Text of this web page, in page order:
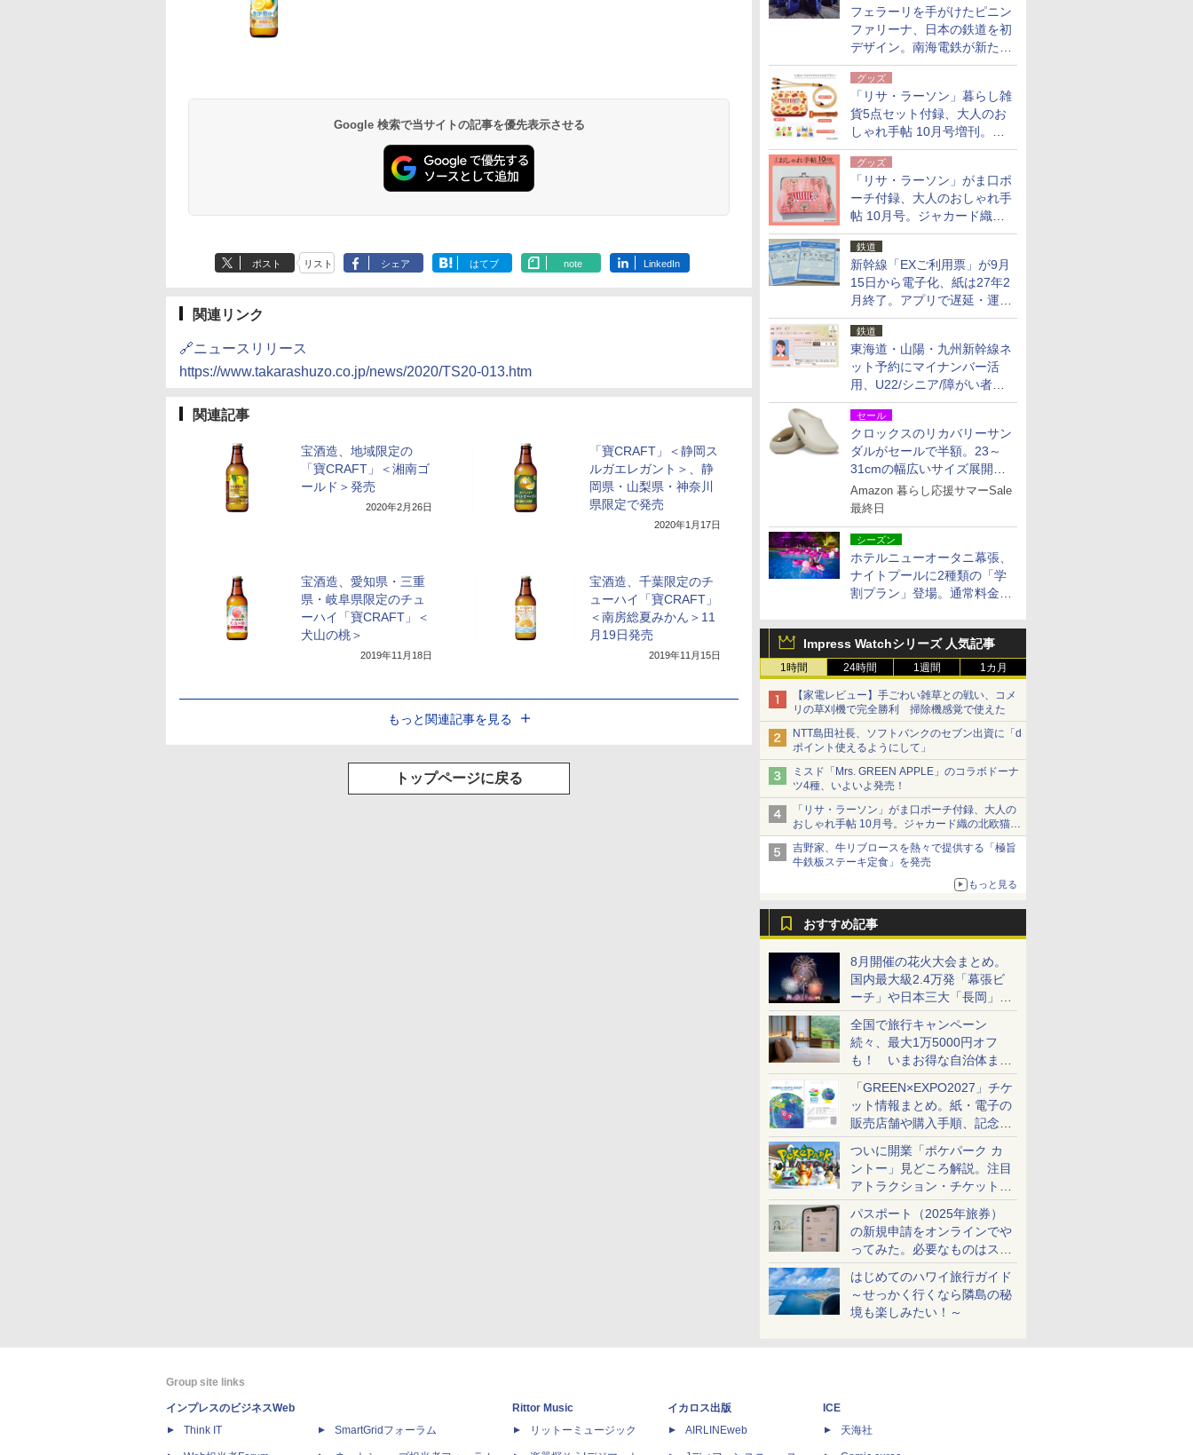
フェラーリを手がけたピニン
ファリーナ、日本の鉄道を初
デザイン。南海電鉄が新たな
「空港特急」をなにわ筋線へ
導入
グッズ
「リサ・ラーソン」暮らし雑
貨5点セット付録、大人のお
しゃれ手帖 10月号増刊。
USBケーブルや缶ケースなど
グッズ
「リサ・ラーソン」がま口ポ
ーチ付録、大人のおしゃれ手
帖 10月号。ジャカード織の
北欧猫デザイン
鉄道
新幹線「EXご利用票」が9月
15日から電子化、紙は27年2
月終了。アプリで遅延・運休
も確認可能に
鉄道
東海道・山陽・九州新幹線ネ
ット予約にマイナンバー活
用、U22/シニア/障がい者割
を9月15日から発売
セール
クロックスのリカバリーサン
ダルがセールで半額。23～
31cmの幅広いサイズ展開、
独自のクッション素材を採用
Amazon 暮らし応援サマーSale
最終日
シーズン
ホテルニューオータニ幕張、
ナイトプールに2種類の「学
割プラン」登場。通常料金の
Impress Watchシリーズ 人気記事
1時間 24時間 1週間 1カ月
【家電レビュー】手ごわい雑草との戦い、コメ
リの草刈機で完全勝利 掃除機感覚で使えた
NTT島田社長、ソフトバンクのセブン出資に「d
ポイント使えるようにして」
ミスド「Mrs. GREEN APPLE」のコラボドーナ
ツ4種、いよいよ発売！
「リサ・ラーソン」がま口ポーチ付録、大人の
おしゃれ手帖 10月号。ジャカード織の北欧猫デ
ザイン
吉野家、牛リブロースを熱々で提供する「極旨
牛鉄板ステーキ定食」を発売
もっと見る
おすすめ記事
8月開催の花火大会まとめ。
国内最大級2.4万発「幕張ビ
ーチ」や日本三大「長岡」な
ど大型イベント目白押し！
全国で旅行キャンペーン
続々、最大1万5000円オフ
も！ いまお得な自治体まと
め
「GREEN×EXPO2027」チケ
ット情報まとめ。紙・電子の
販売店舗や購入手順、記念チ
ケットも解説
ついに開業「ポケパーク カ
ントー」見どころ解説。注目
アトラクション・チケット手
配・来場前に必要な準備は？
パスポート（2025年旅券）
の新規申請をオンラインでや
ってみた。必要なものはスマ
ホとマイナカードのみ
はじめてのハワイ旅行ガイド
～せっかく行くなら隣島の秘
境も楽しみたい！～
10,450円～
19,541円～
7,950円～
5,758円～
Google 検索で当サイトの記事を優先表示させる
ポスト リスト シェア はてブ note LinkedIn
関連リンク
🔗ニュースリリース
https://www.takarashuzo.co.jp/news/2020/TS20-013.htm
関連記事
宝酒造、地域限定の
「寶CRAFT」＜湘南ゴ
ールド＞発売
2020年2月26日
「寶CRAFT」＜静岡ス
ルガエレガント＞、静
岡県・山梨県・神奈川
県限定で発売
2020年1月17日
宝酒造、愛知県・三重
県・岐阜県限定のチュ
ーハイ「寶CRAFT」＜
犬山の桃＞
2019年11月18日
宝酒造、千葉限定のチ
ューハイ「寶CRAFT」
＜南房総夏みかん＞11
月19日発売
2019年11月15日
もっと関連記事を見る
トップページに戻る
Group site links
インプレスのビジネスWeb
Think IT
SmartGridフォーラム
Rittor Music
リットーミュージック
イカロス出版
AIRLINEweb
ICE
天海社